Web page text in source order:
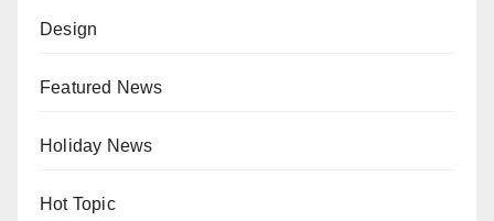
Design
Featured News
Holiday News
Hot Topic